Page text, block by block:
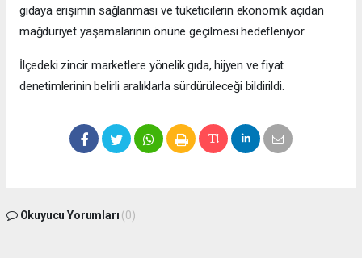
gıdaya erişimin sağlanması ve tüketicilerin ekonomik açıdan
mağduriyet yaşamalarının önüne geçilmesi hedefleniyor.
İlçedeki zincir marketlere yönelik gıda, hijyen ve fiyat
denetimlerinin belirli aralıklarla sürdürüleceği bildirildi.
Okuyucu Yorumları (0)